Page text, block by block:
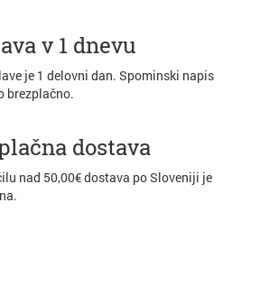
v 1 dnevu
je 1 delovni dan. Spominski napis
brezplačno.
dostava
nad 50,00€ dostava po Sloveniji je